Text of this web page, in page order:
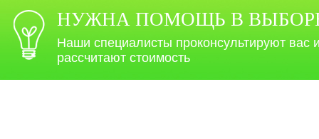
НУЖНА ПОМОЩЬ В
Наши специалисты проконсультируют вас
рассчитают стоимость